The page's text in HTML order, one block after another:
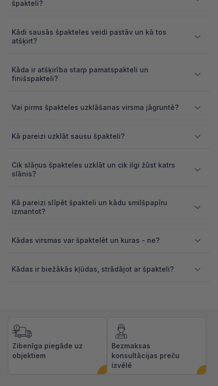
špakteli?
Kādi sausās špakteles veidi pastāv un kā tos
atšķirt?
Kāda ir atšķirība starp pamatspakteli un
finišspakteli?
Vai pirms špakteles uzklāšanas virsma jāgruntē?
Kā pareizi uzklāt sausu špakteli?
Cik slāņus špakteles uzklāt un cik ilgi žūst katrs
slānis?
Kā pareizi slīpēt špakteli un kādu smilšpapīru
izmantot?
Kādas virsmas var špaktelēt un kuras - ne?
Kādas ir biežākās kļūdas, strādājot ar špakteli?
Zibenīga piegāde uz
objektiem
Bezmaksas
konsultācijas preču
izvēlē